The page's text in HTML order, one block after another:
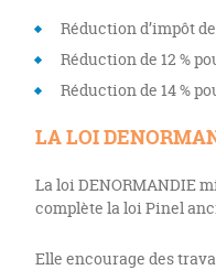
Réduction d’impôt
Réduction de 12 %
Réduction de 14 %
LA LOI
La loi DENORMANDIE
complète la loi Pinel
Elle encourage des